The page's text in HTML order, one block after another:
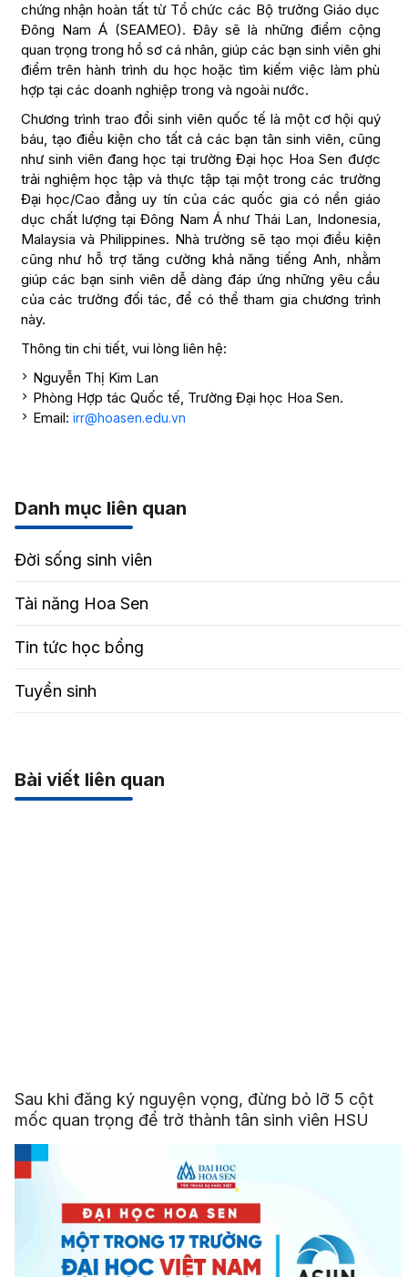
chứng nhận hoàn tất từ Tổ chức các Bộ trưởng Giáo dục
Đông Nam Á (SEAMEO). Đây sẽ là những điểm cộng
quan trọng trong hồ sơ cá nhân, giúp các bạn sinh viên ghi
điểm trên hành trình du học hoặc tìm kiếm việc làm phù
hợp tại các doanh nghiệp trong và ngoài nước.
Chương trình trao đổi sinh viên quốc tế là một cơ hội quý
báu, tạo điều kiện cho tất cả các bạn tân sinh viên, cũng
như sinh viên đang học tại trường Đại học Hoa Sen được
trải nghiệm học tập và thực tập tại một trong các trường
Đại học/Cao đẳng uy tín của các quốc gia có nền giáo
dục chất lượng tại Đông Nam Á như Thái Lan, Indonesia,
Malaysia và Philippines. Nhà trường sẽ tạo mọi điều kiện
cũng như hỗ trợ tăng cường khả năng tiếng Anh, nhằm
giúp các bạn sinh viên dễ dàng đáp ứng những yêu cầu
của các trường đối tác, để có thể tham gia chương trình
này.
Thông tin chi tiết, vui lòng liên hệ:
Nguyễn Thị Kim Lan
Phòng Hợp tác Quốc tế, Trường Đại học Hoa Sen.
Email: irr@hoasen.edu.vn
Danh mục liên quan
Đời sống sinh viên
Tài năng Hoa Sen
Tin tức học bổng
Tuyển sinh
Bài viết liên quan
Sau khi đăng ký nguyện vọng, đừng bỏ lỡ 5 cột
mốc quan trọng để trở thành tân sinh viên HSU